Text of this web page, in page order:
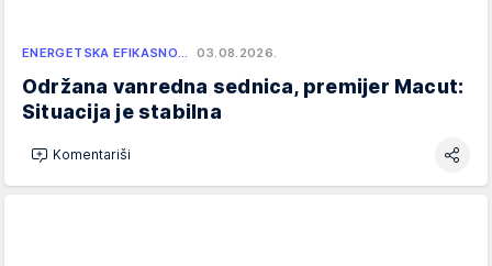
ENERGETSKA EFIKASNO… 03.08.2026.
Održana vanredna sednica, premijer Macut:
Situacija je stabilna
Komentariši